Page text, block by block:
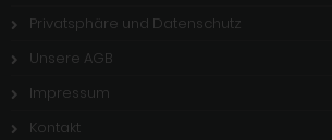
Privatsphäre und Datenschutz
Unsere AGB
Impressum
Kontakt